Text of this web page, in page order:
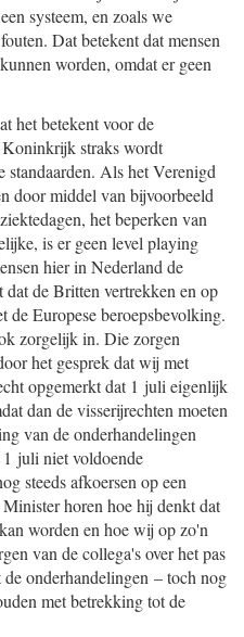
systeem, en zoals we
Dat betekent dat mensen
worden, omdat er geen
het betekent voor de
straks wordt
standaarden. Als het Verenigd
door middel van bijvoorbeeld
het beperken van
is er geen level playing
hier in Nederland de
dat de Britten vertrekken en op
Europese beroepsbevolking.
zorgelijk in. Die zorgen
het gesprek dat wij met
opgemerkt dat 1 juli eigenlijk
dan de visserijrechten moeten
van de onderhandelingen
juli niet voldoende
steeds afkoersen op een
horen hoe hij denkt dat
worden en hoe wij op zo'n
van de collega's over het pas
onderhandelingen – toch nog
met betrekking tot de